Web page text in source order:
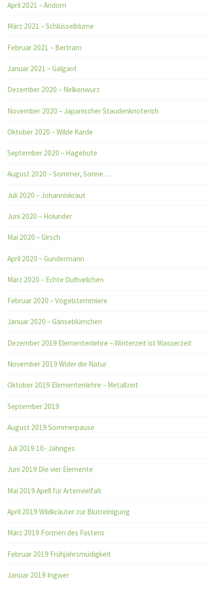
April 2021 – Andorn
März 2021 – Schlüsselblume
Februar 2021 – Bertram
Januar 2021 – Galgant
Dezember 2020 – Nelkenwurz
November 2020 – Japanischer Staudenknöterich
Oktober 2020 – Wilde Karde
September 2020 – Hagebute
August 2020 – Sommer, Sonne….
Juli 2020 – Johanniskraut
Juni 2020 – Holunder
Mai 2020 – Girsch
April 2020 – Gundermann
März 2020 – Echte Duftveilchen
Februar 2020 – Vogelsternmiere
Januar 2020 – Gänseblümchen
Dezember 2019 Elementenlehre – Winterzeit ist Wasserzeit
November 2019 Wider die Natur
Oktober 2019 Elementenlehre – Metallzeit
September 2019
August 2019 Sommerpause
Juli 2019 10- Jähriges
Juni 2019 Die vier Elemente
Mai 2019 Apell für Artenvielfalt
April 2019 Wildkräuter zur Blutreinigung
März 2019 Formen des Fastens
Februar 2019 Frühjahrsmüdigkeit
Januar 2019 Ingwer